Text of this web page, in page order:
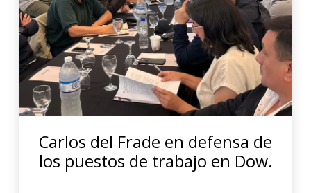
Carlos del Frade en defensa de
los puestos de trabajo en Dow.